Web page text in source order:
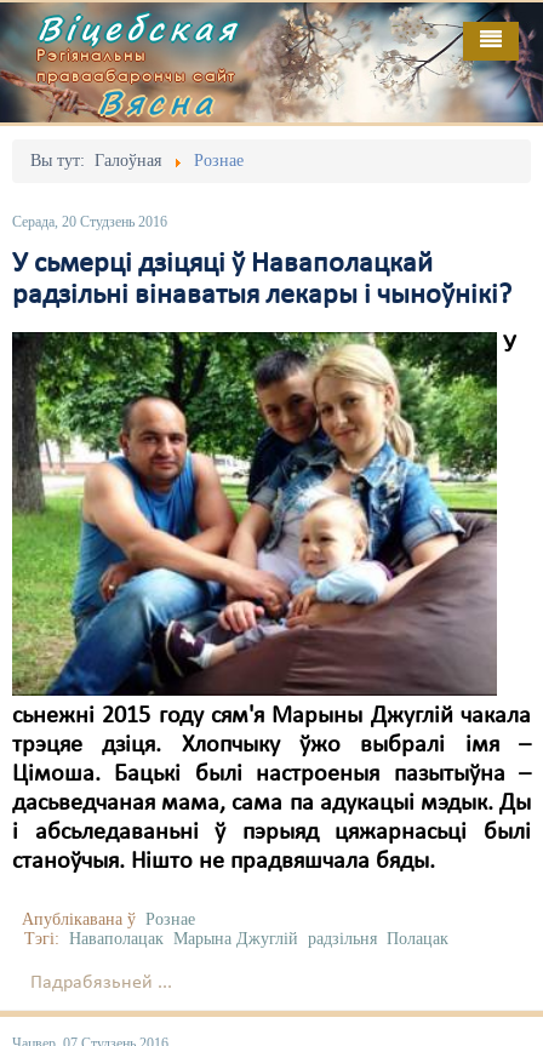
Віцебская
Рэгіянальны
праваабарончы сайт
Вясна
Вы тут: Галоўная Рознае
Серада, 20 Студзень 2016
У сьмерці дзіцяці ў Наваполацкай
радзільні вінаватыя лекары і чыноўнікі?
У
сьнежні 2015 году сям'я Марыны Джуглій чакала
трэцяе дзіця. Хлопчыку ўжо выбралі імя –
Цімоша. Бацькі былі настроеныя пазытыўна –
дасьведчаная мама, сама па адукацыі мэдык. Ды
і абсьледаваньні ў пэрыяд цяжарнасьці былі
станоўчыя. Нішто не прадвяшчала бяды.
Апублікавана ў Рознае
Тэгі: Наваполацак Марына Джуглій радзільня Полацак
Падрабязьней ...
Галоўная
Адміністрацыйны перасьлед
Безбар'ернае асяродзьдзе
Выбары
Грамадзянскія ініцыятывы
Дзяржава
Дыскрымінацыя
Затрыманьні
Карная псыхіятрыя
КПЧ ААН
Культурныя правы
ЛПП
Мігранты
Мірныя сходы
Палітвязьні
Правы дзіцяці
Пэнітэнцыярная сыстэма
Выданьні
Кантакт
Пра нас
RSS